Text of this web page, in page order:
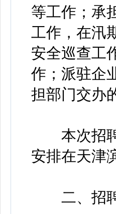
等工作；承
工作，在汛
安全巡查工
作；派驻企
担部门交办
本次招聘
安排在天津
二、招